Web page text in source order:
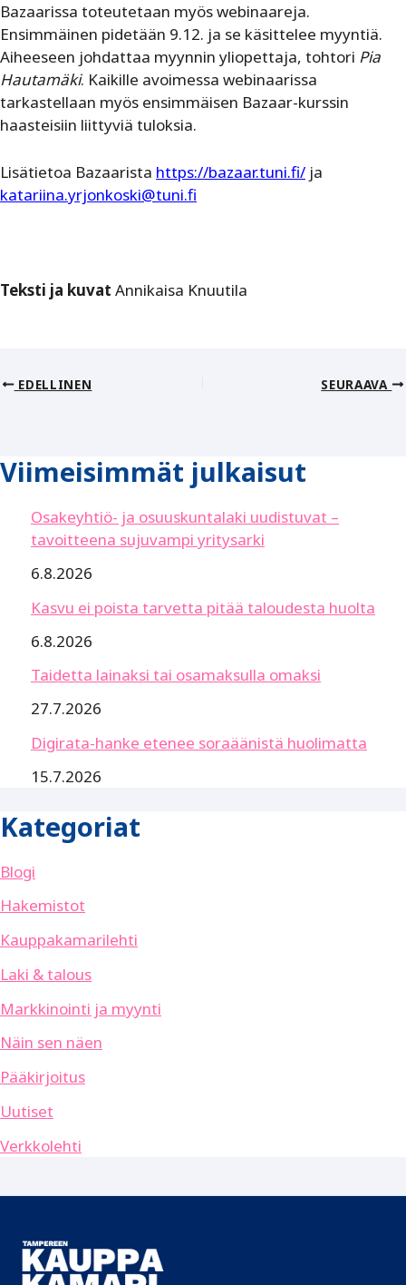
Bazaarissa toteutetaan myös webinaareja.
Ensimmäinen pidetään 9.12. ja se käsittelee myyntiä.
Aiheeseen johdattaa myynnin yliopettaja, tohtori Pia
Hautamäki. Kaikille avoimessa webinaarissa
tarkastellaan myös ensimmäisen Bazaar-kurssin
haasteisiin liittyviä tuloksia.
Lisätietoa Bazaarista https://bazaar.tuni.fi/ ja
katariina.yrjonkoski@tuni.fi
Teksti ja kuvat Annikaisa Knuutila
EDELLINEN SEURAAVA
Viimeisimmät julkaisut
Osakeyhtiö- ja osuuskuntalaki uudistuvat –
tavoitteena sujuvampi yritysarki
6.8.2026
Kasvu ei poista tarvetta pitää taloudesta huolta
6.8.2026
Taidetta lainaksi tai osamaksulla omaksi
27.7.2026
Digirata-hanke etenee soraäänistä huolimatta
15.7.2026
Kategoriat
Blogi
Hakemistot
Kauppakamarilehti
Laki & talous
Markkinointi ja myynti
Näin sen näen
Pääkirjoitus
Uutiset
Verkkolehti